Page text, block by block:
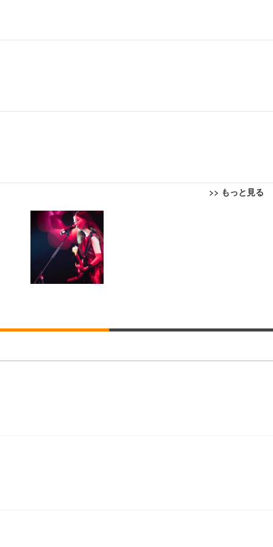
>> もっと見る
面昇降 強化ナイロン樹脂ベース 通気性メッシュ 在宅ワーク H-WY01
跳ね上げ式アームレスト 3Dヘッドレスト ハンガー付き 高反発クッ
整 スイベル VESA対応 ComfortView ビジネス向け
1) (ケース販売)